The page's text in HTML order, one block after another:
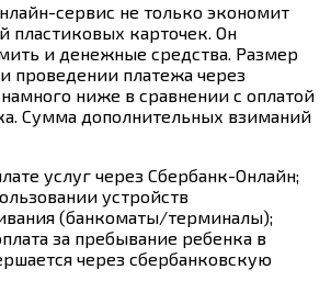
сервис не только экономит
пластиковых карточек. Он
и денежные средства. Размер
проведении платежа через
ниже в сравнении с оплатой
Сумма дополнительных взиманий
услуг через Сбербанк-Онлайн;
устройств
(банкоматы/терминалы);
за пребывание ребенка в
через сбербанковскую